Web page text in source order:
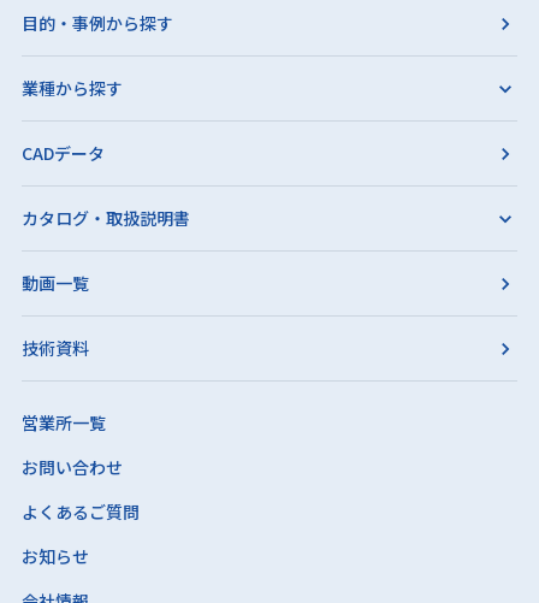
目的・事例から探す
業種から探す
CADデータ
カタログ・取扱説明書
動画一覧
技術資料
営業所一覧
お問い合わせ
よくあるご質問
お知らせ